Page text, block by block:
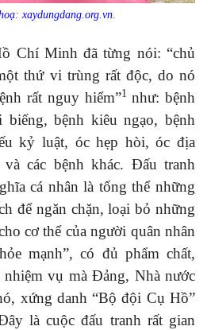
xaydungdang.org.vn.
Chí Minh đã từng nói: “chủ
thứ vi trùng rất độc, do nó
rất nguy hiểm”1 như: bệnh
biếng, bệnh kiêu ngạo, bệnh
kỷ luật, óc hẹp hòi, óc địa
các bệnh khác. Đấu tranh
cá nhân là tổng thể những
để ngăn chặn, loại bỏ những
cơ thể của người quân nhân
mạnh”, có đủ phẩm chất,
nhiệm vụ mà Đảng, Nhà nước
xứng danh “Bộ đội Cụ Hồ”
là cuộc đấu tranh rất gian